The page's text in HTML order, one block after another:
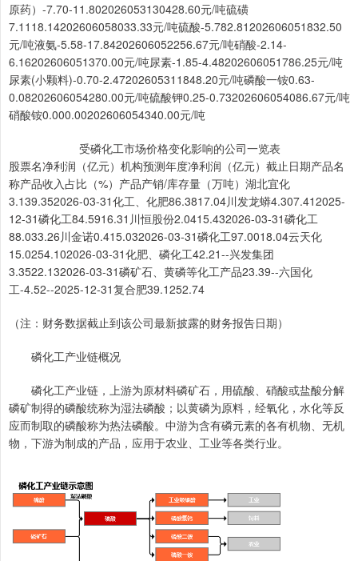
原药）-7.70-11.802026053130428.60元/吨硫磺
7.1118.14202606058033.33元/吨硫酸-5.782.81202606051832.50
元/吨液氨-5.58-17.84202606052256.67元/吨硝酸-2.14-
6.16202606051370.00元/吨尿素-1.85-4.48202606051786.25元/吨
尿素(小颗料)-0.70-2.47202605311848.20元/吨磷酸一铵0.63-
0.08202606054280.00元/吨硫酸钾0.25-0.73202606054086.67元/吨
硝酸铵0.000.00202606054340.00元/吨
受磷化工市场价格变化影响的公司一览表
股票名净利润（亿元）机构预测年度净利润（亿元）截止日期产品名
称产品收入占比（%）产品产销/库存量（万吨）湖北宜化
3.139.352026-03-31化工、化肥86.3817.04川发龙蟒4.307.412025-
12-31磷化工84.5916.31川恒股份2.0415.432026-03-31磷化工
88.033.26川金诺0.415.032026-03-31磷化工97.0018.04云天化
15.0254.102026-03-31化肥、磷化工42.21--兴发集团
3.3522.132026-03-31磷矿石、黄磷等化工产品23.39--六国化
工-4.52--2025-12-31复合肥39.1252.74
（注：财务数据截止到该公司最新披露的财务报告日期）
磷化工产业链概况
磷化工产业链，上游为原材料磷矿石，用硫酸、硝酸或盐酸分解
磷矿制得的磷酸统称为湿法磷酸；以黄磷为原料，经氧化，水化等反
应而制取的磷酸称为热法磷酸。中游为含有磷元素的各有机物、无机
物，下游为制成的产品，应用于农业、工业等各类行业。